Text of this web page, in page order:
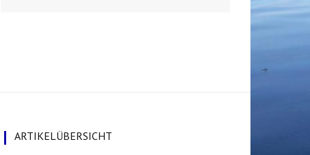
ARTIKELÜBERSICHT